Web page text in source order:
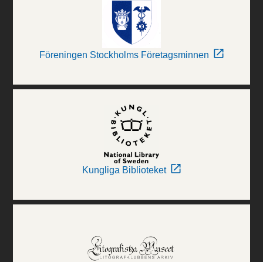
Föreningen Stockholms Företagsminnen
Kungliga Biblioteket